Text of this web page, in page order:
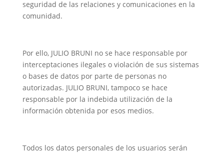
seguridad de las relaciones y comunicaciones en la
comunidad.
Por ello, JULIO BRUNI no se hace responsable por
interceptaciones ilegales o violación de sus sistemas
o bases de datos por parte de personas no
autorizadas. JULIO BRUNI, tampoco se hace
responsable por la indebida utilización de la
información obtenida por esos medios.
Todos los datos personales de los usuarios serán